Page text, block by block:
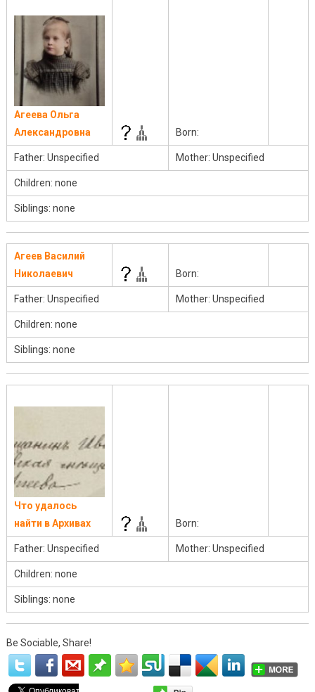
Агеева Ольга
Александровна
Born:
Father: Unspecified Mother: Unspecified
Children: none
Siblings: none
Агеев Василий
Николаевич
Born:
Father: Unspecified Mother: Unspecified
Children: none
Siblings: none
Что удалось
найти в Архивах
Born:
Father: Unspecified Mother: Unspecified
Children: none
Siblings: none
Be Sociable, Share!